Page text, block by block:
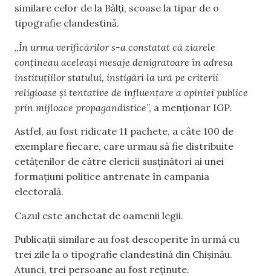
similare celor de la Bălți, scoase la tipar de o
tipografie clandestinǎ.
„În urma verificărilor s-a constatat că ziarele
conțineau aceleași mesaje denigratoare în adresa
instituțiilor statului, instigări la ură pe criterii
religioase și tentative de influențare a opiniei publice
prin mijloace propagandistice”, a menționar IGP.
Astfel, au fost ridicate 11 pachete, a câte 100 de
exemplare fiecare, care urmau să fie distribuite
cetățenilor de către clericii susținători ai unei
formațiuni politice antrenate în campania
electorală.
Cazul este anchetat de oamenii legii.
Publicații similare au fost descoperite în urmă cu
trei zile la o tipografie clandestină din Chișinău.
Atunci, trei persoane au fost reținute.